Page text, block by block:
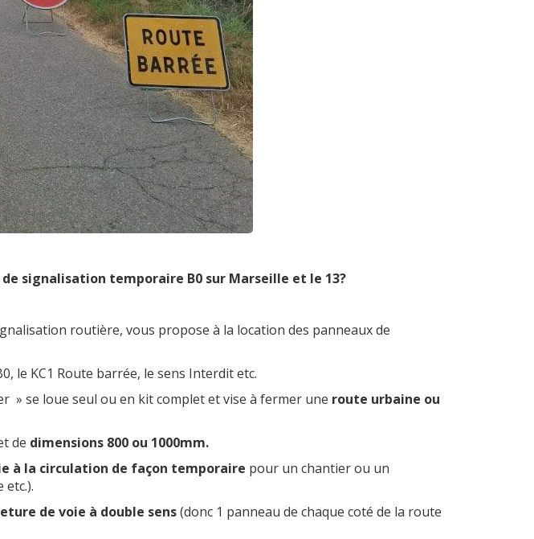
signalisation temporaire B0 sur Marseille et le 13?
routière, vous propose à la location des panneaux de
le KC1 Route barrée, le sens Interdit etc.
» se loue seul ou en kit complet et vise à fermer une route urbaine ou
de dimensions 800 ou 1000mm.
à la circulation de façon temporaire pour un chantier ou un
de voie à double sens(donc 1 panneau de chaque coté de la route